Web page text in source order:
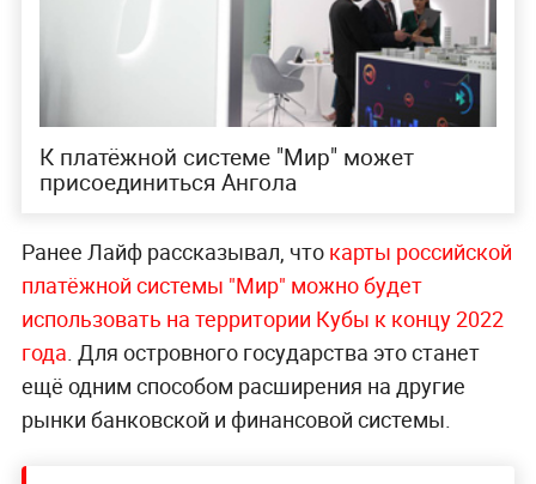
К платёжной системе "Мир" может
присоединиться Ангола
Ранее Лайф рассказывал, что карты российской
платёжной системы "Мир" можно будет
использовать на территории Кубы к концу 2022
года. Для островного государства это станет
ещё одним способом расширения на другие
рынки банковской и финансовой системы.